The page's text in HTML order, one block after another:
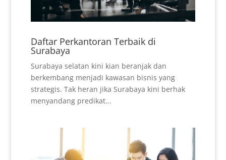
Daftar Perkantoran Terbaik di
Surabaya
Surabaya selatan kini kian beranjak dan
berkembang menjadi kawasan bisnis yang
strategis. Tak heran jika Surabaya kini berhak
menyandang predikat...